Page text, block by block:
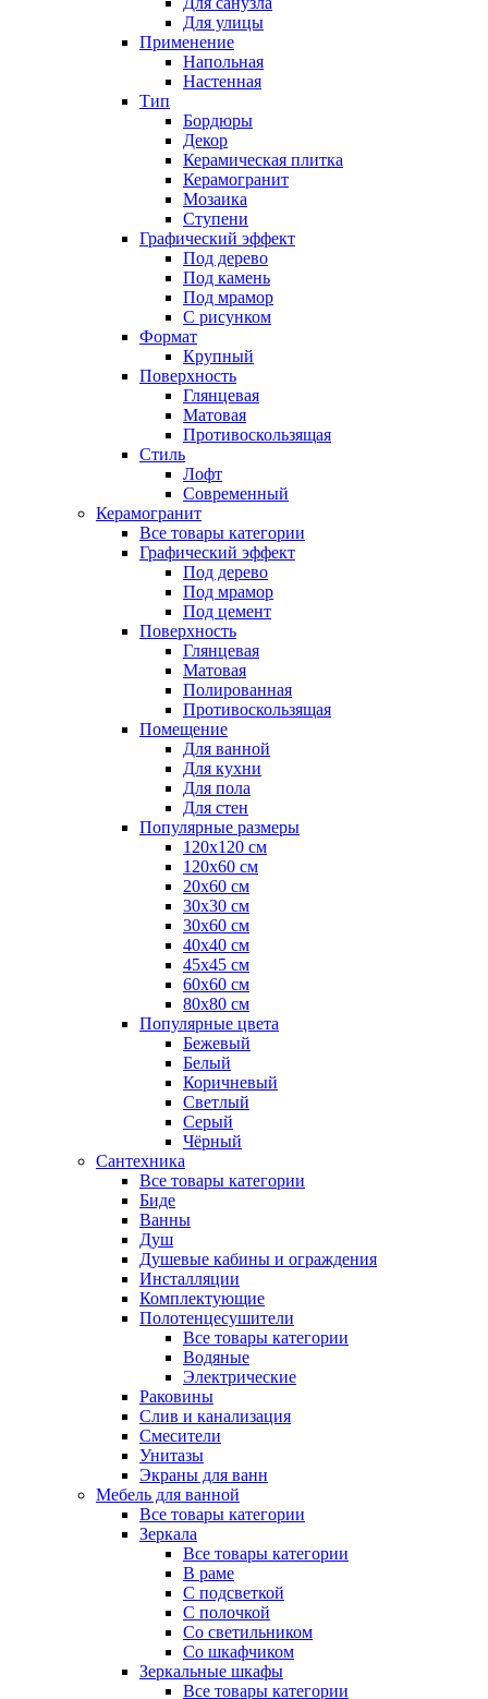
Для улицы
Применение
Напольная
Настенная
Тип
Бордюры
Декор
Керамическая плитка
Керамогранит
Мозаика
Ступени
Графический эффект
Под дерево
Под камень
Под мрамор
С рисунком
Формат
Крупный
Поверхность
Глянцевая
Матовая
Противоскользящая
Стиль
Лофт
Современный
Керамогранит
Все товары категории
Графический эффект
Под дерево
Под мрамор
Под цемент
Поверхность
Глянцевая
Матовая
Полированная
Противоскользящая
Помещение
Для ванной
Для кухни
Для пола
Для стен
Популярные размеры
120x120 см
120x60 см
20x60 см
30x30 см
30x60 см
40x40 см
45x45 см
60x60 см
80x80 см
Популярные цвета
Бежевый
Белый
Коричневый
Светлый
Серый
Чёрный
Сантехника
Все товары категории
Биде
Ванны
Душ
Душевые кабины и ограждения
Инсталляции
Комплектующие
Полотенцесушители
Все товары категории
Водяные
Электрические
Раковины
Слив и канализация
Смесители
Унитазы
Экраны для ванн
Мебель для ванной
Все товары категории
Зеркала
Все товары категории
В раме
С подсветкой
С полочкой
Со светильником
Со шкафчиком
Зеркальные шкафы
Все товары категории